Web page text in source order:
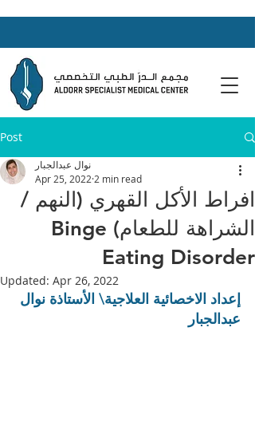
Post
افراط الأكل القهري (النهم /
الشراهة للطعام) Binge
Eating Disorder
نوال عبدالجبار
Apr 25, 2022 2 min read
Updated: Apr 26, 2022
إعداد الاخصائية العلاجية\ الأستاذة نوال
عبدالجبار